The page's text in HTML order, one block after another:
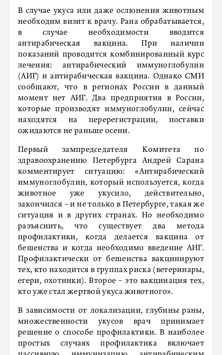
В случае укуса или даже ослюнения животным
необходим визит к врачу. Рана обрабатывается,
в случае необходимости вводится
антирабическая вакцина. При наличии
показаний проводится комбинированный курс
лечения: антирабический иммуноглобулин
(АИГ) и антирабическая вакцина. Однако СМИ
сообщают, что в регионах России в данный
момент нет АИГ. Два предприятия в России,
которые производят иммуноглобулин, сейчас
находятся на перерегистрации, поставки
ожидаются не раньше осени.
Первый зампредседателя Комитета по
здравоохранению Петербурга Андрей Сарана
комментирует ситуацию: «Антирабический
иммуноглобулин, который используется, когда
животное уже укусило, действительно,
закончился – и не только в Петербурге, такая же
ситуация и в других странах. Но необходимо
разъяснить, что существует два метода
профилактики, когда делается вакцина от
бешенства и когда необходимо введение АИГ.
Профилактически от бешенства вакцинируют
тех, кто находится в группах риска (ветеринары,
егери, охотники). Второе – это вакцинация тех,
кто уже стал жертвой укуса животного».
В зависимости от локализации, глубины раны,
множественности укусов врач принимает
решение о способе профилактики. В наиболее
простых случаях профилактика включает